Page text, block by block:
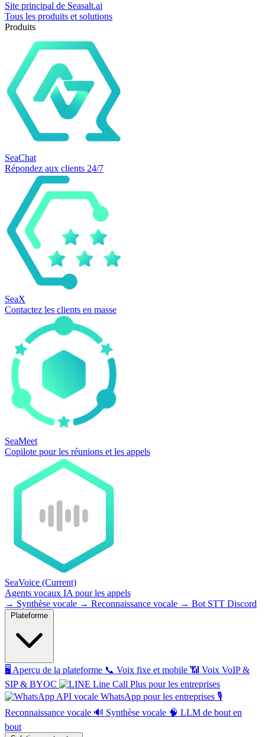
Site principal de Seasalt.ai
Tous les produits et solutions
Produits
SeaChat
Répondez aux clients 24/7
SeaX
Contactez les clients en masse
SeaMeet
Copilote pour les réunions et les appels
SeaVoice (Current)
Agents vocaux IA pour les appels
→ Synthèse vocale → Reconnaissance vocale → Bot STT Discord
🖥️ Aperçu de la plateforme 📞 Voix fixe et mobile 📶 Voix VoIP &
SIP & BYOC
Line Call Plus pour les entreprises
API vocale WhatsApp pour les entreprises 🎙️
Reconnaissance vocale 🔊 Synthèse vocale 🧠 LLM de bout en
bout